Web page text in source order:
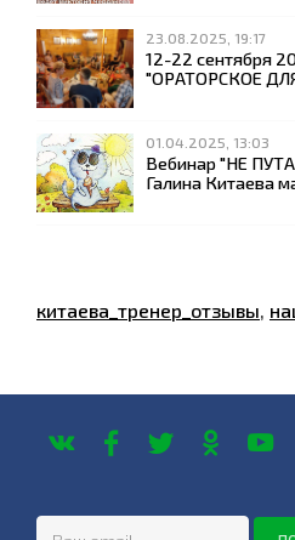
23.08.2025, 19:17
12-22 сентября
"ОРАТОРСКОЕ
01.04.2025, 13:03
Вебинар "НЕ
Галина Китаева
китаева_тренер_отзывы,